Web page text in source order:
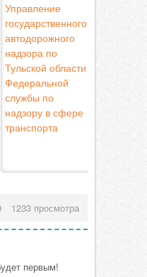
Управление
государственного
автодорожного
надзора по
Тульской области
Федеральной
службы по
надзору в сфере
транспорта
1233 просмотра
первым!